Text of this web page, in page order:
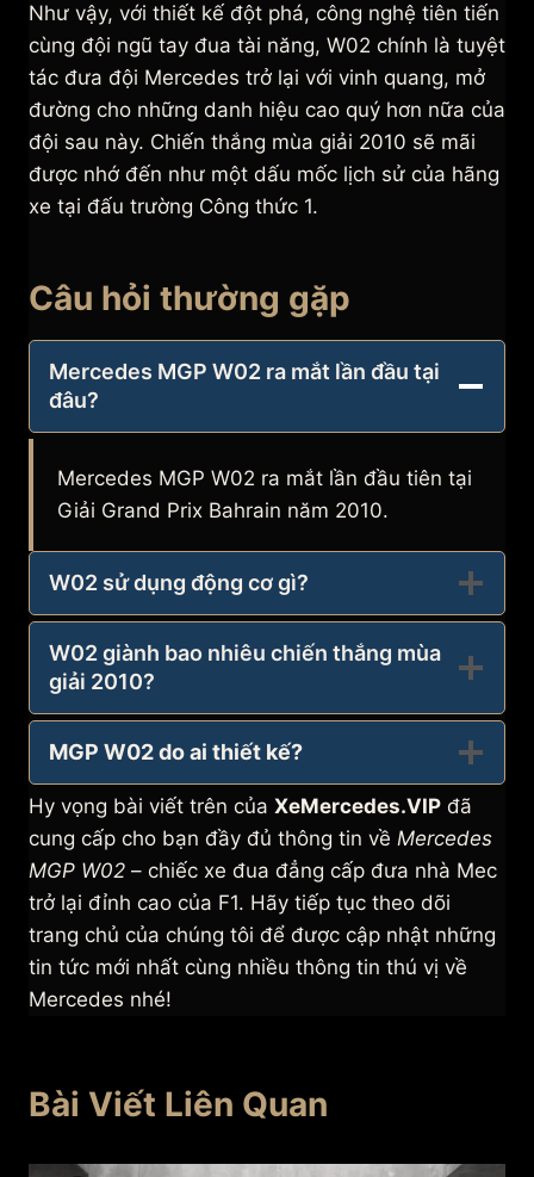
Như vậy, với thiết kế đột phá, công nghệ tiên tiến
cùng đội ngũ tay đua tài năng, W02 chính là tuyệt
tác đưa đội Mercedes trở lại với vinh quang, mở
đường cho những danh hiệu cao quý hơn nữa của
đội sau này. Chiến thắng mùa giải 2010 sẽ mãi
được nhớ đến như một dấu mốc lịch sử của hãng
xe tại đấu trường Công thức 1.
Câu hỏi thường gặp
Mercedes MGP W02 ra mắt lần đầu tại
đâu?
Mercedes MGP W02 ra mắt lần đầu tiên tại
Giải Grand Prix Bahrain năm 2010.
W02 sử dụng động cơ gì?
W02 giành bao nhiêu chiến thắng mùa
giải 2010?
MGP W02 do ai thiết kế?
Hy vọng bài viết trên của XeMercedes.VIP đã
cung cấp cho bạn đầy đủ thông tin về Mercedes
MGP W02 – chiếc xe đua đẳng cấp đưa nhà Mec
trở lại đỉnh cao của F1. Hãy tiếp tục theo dõi
trang chủ của chúng tôi để được cập nhật những
tin tức mới nhất cùng nhiều thông tin thú vị về
Mercedes nhé!
Bài Viết Liên Quan